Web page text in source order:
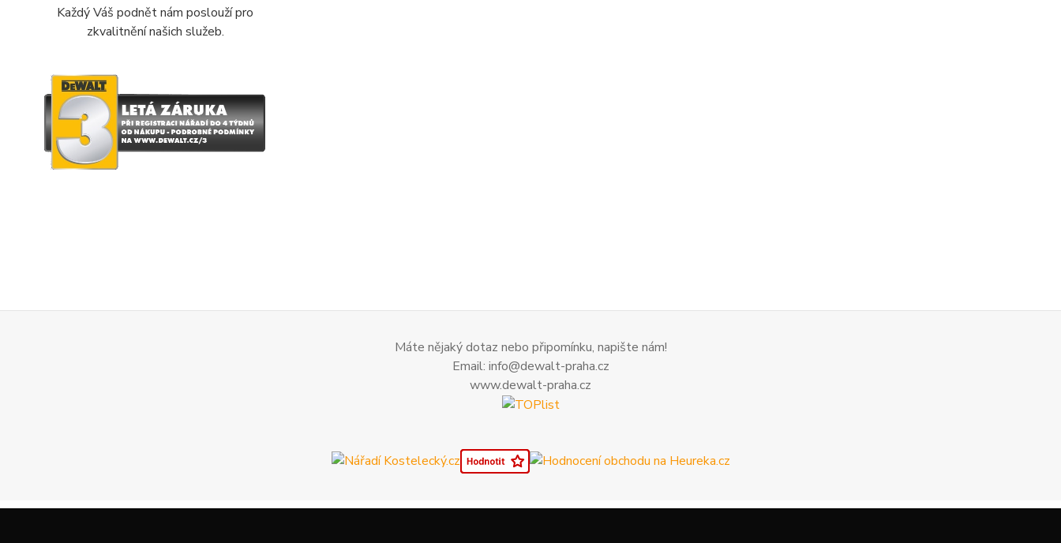
Každý Váš podnět nám poslouží pro
zkvalitnění našich služeb.
Máte nějaký dotaz nebo připomínku, napište nám!
Email: info@dewalt-praha.cz
www.dewalt-praha.cz